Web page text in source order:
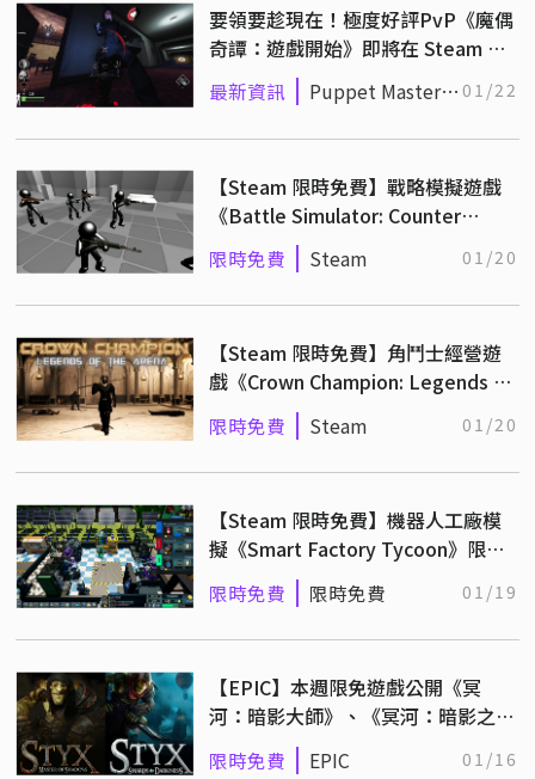
要領要趁現在！極度好評PvP《魔偶
奇譚：遊戲開始》即將在 Steam 平
台永久下架！
最新資訊
Puppet Master:
01/22
【Steam 限時免費】戰略模擬遊戲
《Battle Simulator: Counter
Stickman》永久保存中
限時免費 Steam 01/20
【Steam 限時免費】角鬥士經營遊
戲《Crown Champion: Legends of
the Arena》永久保存中
限時免費 Steam 01/20
【Steam 限時免費】機器人工廠模
擬《Smart Factory Tycoon》限免
永久保存中！
限時免費 限時免費 01/19
【EPIC】本週限免遊戲公開《冥
河：暗影大師》、《冥河：暗影之境
豪華版》領取後永久收藏
限時免費 EPIC 01/16